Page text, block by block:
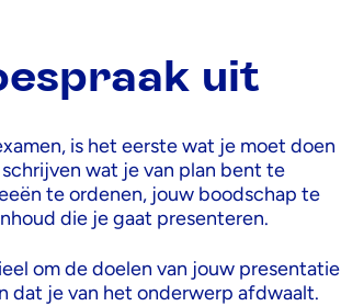
uit
is het eerste wat je moet doen
wat je van plan bent te
te ordenen, jouw boodschap te
die je gaat presenteren.
om de doelen van jouw presentatie
dat je van het onderwerp afdwaalt.